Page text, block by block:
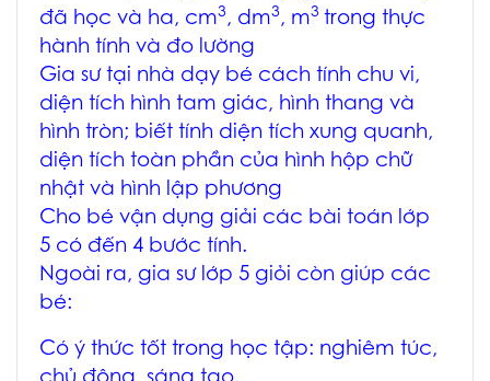
đã học và ha, cm3 , dm3 , m3 trong thực
hành tính và đo lường
Gia sư tại nhà dạy bé cách tính chu vi,
diện tích hình tam giác, hình thang và
hình tròn; biết tính diện tích xung quanh,
diện tích toàn phần của hình hộp chữ
nhật và hình lập phương
Cho bé vận dụng giải các bài toán lớp
5 có đến 4 bước tính.
Ngoài ra, gia sư lớp 5 giỏi còn giúp các
bé:
Có ý thức tốt trong học tập: nghiêm túc,